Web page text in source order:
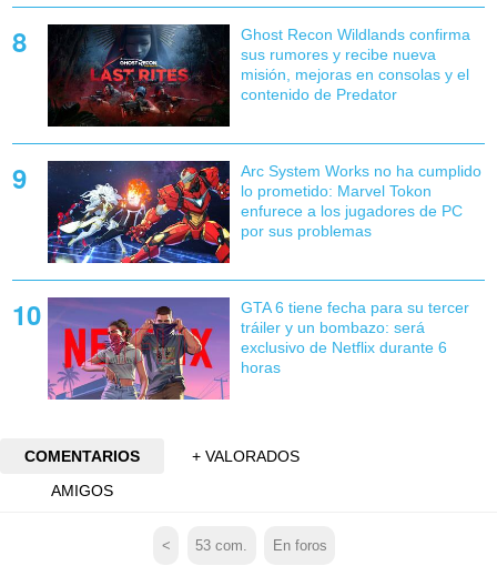
Ghost Recon Wildlands confirma
sus rumores y recibe nueva
misión, mejoras en consolas y el
contenido de Predator
Arc System Works no ha cumplido
lo prometido: Marvel Tokon
enfurece a los jugadores de PC
por sus problemas
GTA 6 tiene fecha para su tercer
tráiler y un bombazo: será
exclusivo de Netflix durante 6
horas
COMENTARIOS
+ VALORADOS
AMIGOS
< 53 com. En foros